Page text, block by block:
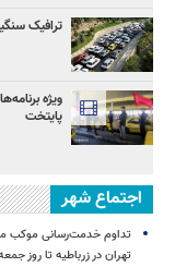
ترافیک
ویژه
پایتخت
اجتماع شهر
تداوم خدمت‌رسانی موکب
تهران در زرباطیه تا روز جمعه ۱۶